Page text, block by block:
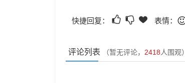
快捷回复： 表情：
评论列表 （暂无评论， 2418人围观）